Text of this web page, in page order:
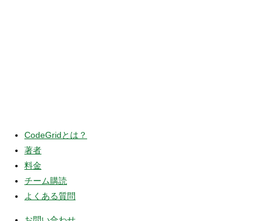
CodeGridとは？
著者
料金
チーム購読
よくある質問